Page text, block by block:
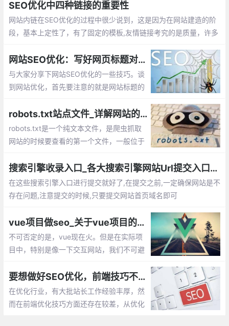
天内使用不同IP地址的用户访问网站数量，同一IP无论访问了几个
页面，独立的IP数均为1
SEO优化中四种链接的重要性
网站内链在SEO优化的过程中很少说到，这是因为在网站建造的阶
段，基本上定性了，有了固定的模板,友情链接考究的是质量，许多
站的底部就能够
网站SEO优化：写好网页标题对网站排名的重要性
与大家分享下网站SEO优化的一些技巧。谈
到网站优化，首先要注意的就是网站标题的
站标题和描述的优化，其中网站标题是参与
关键词排名竞争的重要因素。标题一般控制
在35个字左右，描述控制在80个字左右
robots.txt站点文件_详解网站的robots.txt限制指令怎么编写
robots.txt是一个纯文本文件，是爬虫抓取
网站的时候要查看的第一个文件，一般位于
s.txt是什么？robots.txt中的参数含义。rob
ots.txt写法大全和robots.txt语法的作用，ro
bots.txt编写注意事项
搜索引擎收录入口_各大搜索引擎网站Url提交入口汇总
在这些搜索引擎入口进行提交就好了,在提交之前,一定确保网站是不
存在问题,注意提交的时候,只要提交网站首页域名即可
vue项目做seo_关于vue项目的seo问题
不可否定的是，vue现在火。但是在实际项
目中，特别是像一下交互网站，我们不可避
们网站的排名，很多人说用vue搭建的网站
不能做优化，那我们真的要放弃vue，放弃
前后端分离开发么？
要想做好SEO优化，前端技巧不可忽略
在优化行业，有大批站长工作经验丰厚，然
而在前端优化技巧方面还存在较差，从优化